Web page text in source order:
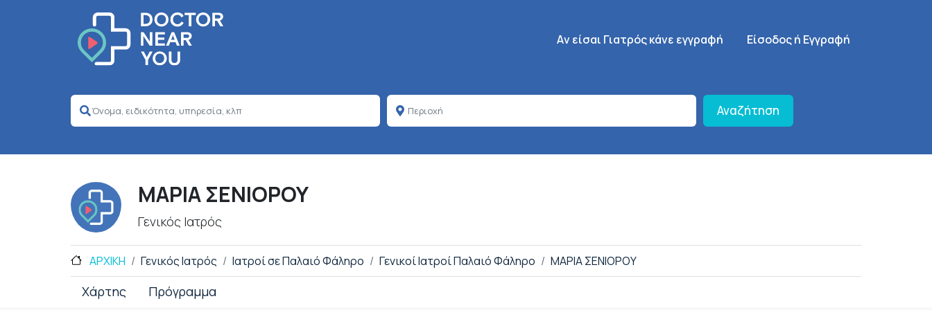
Κεντρική πλοήγηση
Aν είσαι Γιατρός κάνε εγγραφή SignUp Menu
Είσοδος ή Εγγραφή
Αναζήτηση
ΜΑΡΙΑ ΣΕΝΙΟΡΟΥ
Γενικός Ιατρός
ΑΡΧΙΚΗ Γενικός Ιατρός Ιατροί σε Παλαιό Φάληρο Γενικοί Ιατροί Παλαιό Φάληρο ΜΑΡΙΑ ΣΕΝΙΟΡΟΥ
Χάρτης Πρόγραμμα